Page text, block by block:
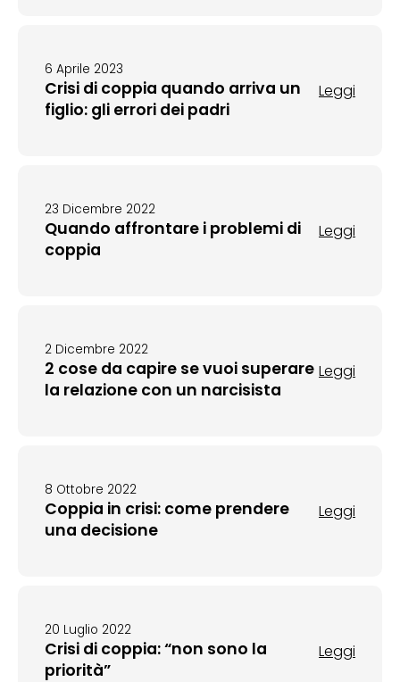
6 Aprile 2023
Crisi di coppia quando arriva un
figlio: gli errori dei padri
Leggi
23 Dicembre 2022
Quando affrontare i problemi di
coppia
Leggi
2 Dicembre 2022
2 cose da capire se vuoi superare
la relazione con un narcisista
Leggi
8 Ottobre 2022
Coppia in crisi: come prendere
una decisione
Leggi
20 Luglio 2022
Crisi di coppia: “non sono la
priorità”
Leggi